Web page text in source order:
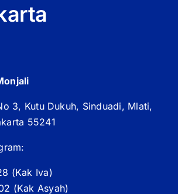
3, Kutu Dukuh, Sinduadi, Mlati,
55241
(Kak Iva)
(Kak Asyah)